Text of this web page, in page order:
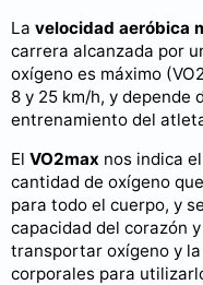
La velocidad aeróbica
carrera alcanzada por
oxígeno es máximo
8 y 25 km/h, y depende
entrenamiento del
El VO2max nos indica
cantidad de oxígeno
para todo el cuerpo, y
capacidad del corazón
transportar oxígeno y
corporales para